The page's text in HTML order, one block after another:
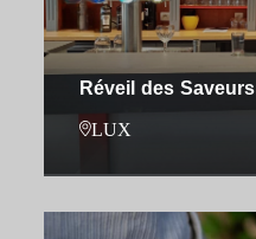
Réveil des Saveurs
LUX